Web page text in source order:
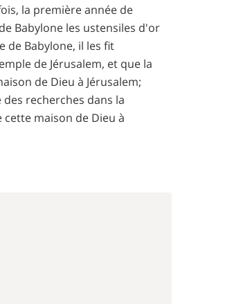
la première année de
Babylone les ustensiles d'or
de Babylone, il les fit
de Jérusalem, et que la
de Dieu à Jérusalem;
recherches dans la
maison de Dieu à